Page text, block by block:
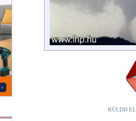
KÜLDD